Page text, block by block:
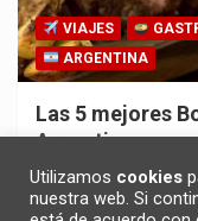
VIAJES
ARGENTINA
Las 5 mejores
Argentina
30/10/2025
Utilizamos cookies
nuestra web. Si